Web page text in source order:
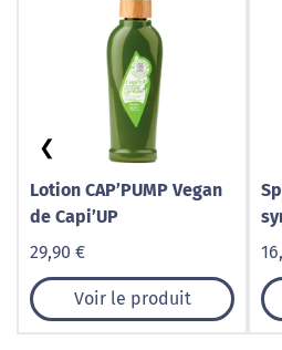
Lotion CAP’PUMP Vegan
de Capi’UP
29,90 €
Voir le produit
❮